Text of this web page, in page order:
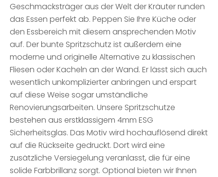
Geschmacksträger aus der Welt der Kräuter runden
das Essen perfekt ab. Peppen Sie Ihre Küche oder
den Essbereich mit diesem ansprechenden Motiv
auf. Der bunte Spritzschutz ist außerdem eine
moderne und originelle Alternative zu klassischen
Fliesen oder Kacheln an der Wand. Er lässt sich auch
wesentlich unkomplizierter anbringen und erspart
auf diese Weise sogar umständliche
Renovierungsarbeiten. Unsere Spritzschutze
bestehen aus erstklassigem 4mm ESG
Sicherheitsglas. Das Motiv wird hochauflösend direkt
auf die Rückseite gedruckt. Dort wird eine
zusätzliche Versiegelung veranlasst, die für eine
solide Farbbrillanz sorgt. Optional bieten wir Ihnen